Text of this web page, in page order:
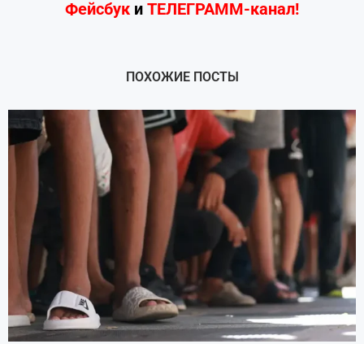
Фейсбук и ТЕЛЕГРАММ-канал!
ПОХОЖИЕ ПОСТЫ